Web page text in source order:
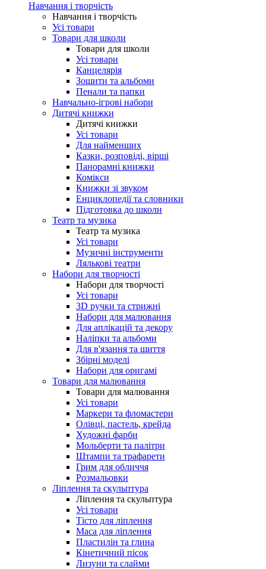
Навчання і творчість
Навчання і творчість
Усі товари
Товари для школи
Товари для школи
Усі товари
Канцелярія
Зошити та альбоми
Пенали та папки
Навчально-ігрові набори
Дитячі книжки
Дитячі книжки
Усі товари
Для найменших
Казки, розповіді, вірші
Панорамні книжки
Комікси
Книжки зі звуком
Енциклопедії та словники
Підготовка до школи
Театр та музика
Театр та музика
Усі товари
Музичні інструменти
Лялькові театри
Набори для творчості
Набори для творчості
Усі товари
3D ручки та стрижні
Набори для малювання
Для аплікацій та декору
Наліпки та альбоми
Для в'язання та шиття
Збірні моделі
Набори для оригамі
Товари для малювання
Товари для малювання
Усі товари
Маркери та фломастери
Олівці, пастель, крейда
Художні фарби
Мольберти та палітри
Штампи та трафарети
Грим для обличчя
Розмальовки
Ліплення та скульптура
Ліплення та скульптура
Усі товари
Тісто для ліплення
Маса для ліплення
Пластилін та глина
Кінетичний пісок
Лизуни та слайми